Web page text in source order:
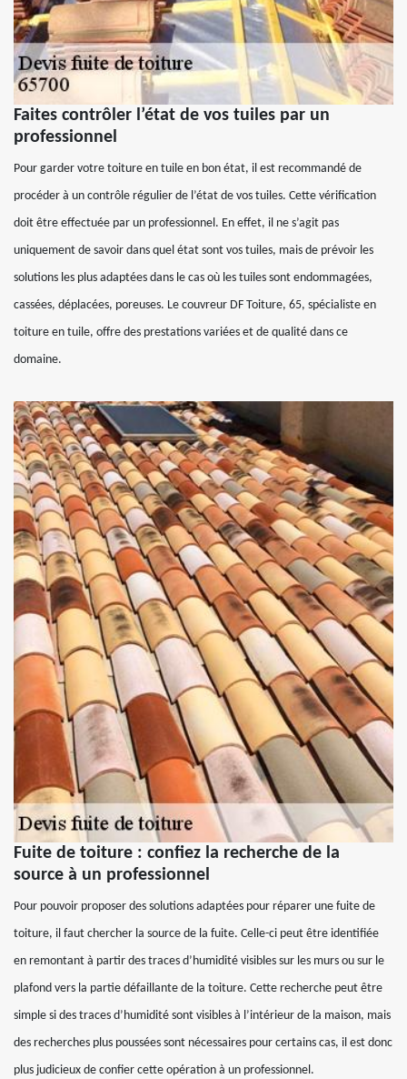
Faites contrôler l’état de vos tuiles par un
professionnel
Pour garder votre toiture en tuile en bon état, il est recommandé de
procéder à un contrôle régulier de l’état de vos tuiles. Cette vérification
doit être effectuée par un professionnel. En effet, il ne s’agit pas
uniquement de savoir dans quel état sont vos tuiles, mais de prévoir les
solutions les plus adaptées dans le cas où les tuiles sont endommagées,
cassées, déplacées, poreuses. Le couvreur DF Toiture, 65, spécialiste en
toiture en tuile, offre des prestations variées et de qualité dans ce
domaine.
Fuite de toiture : confiez la recherche de la
source à un professionnel
Pour pouvoir proposer des solutions adaptées pour réparer une fuite de
toiture, il faut chercher la source de la fuite. Celle-ci peut être identifiée
en remontant à partir des traces d’humidité visibles sur les murs ou sur le
plafond vers la partie défaillante de la toiture. Cette recherche peut être
simple si des traces d’humidité sont visibles à l’intérieur de la maison, mais
des recherches plus poussées sont nécessaires pour certains cas, il est donc
plus judicieux de confier cette opération à un professionnel.